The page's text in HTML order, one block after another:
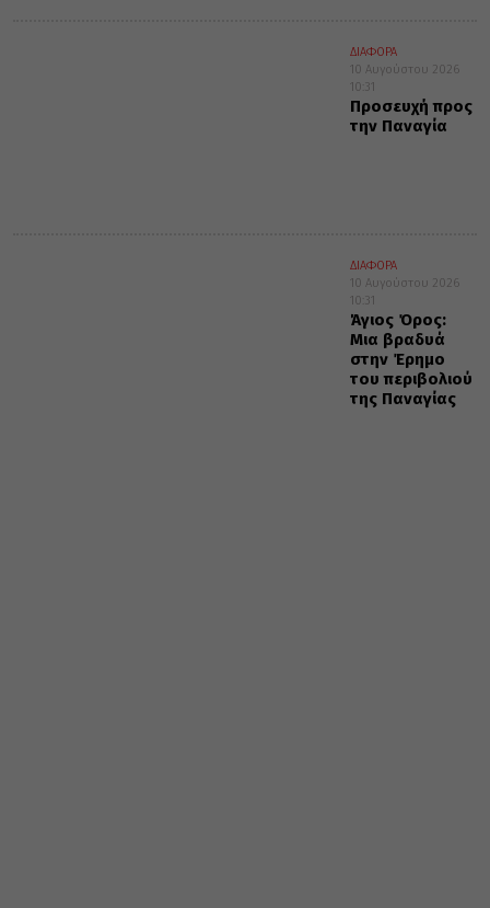
ΔΙΑΦΟΡΑ
10 Αυγούστου 2026
10:31
Προσευχή προς
την Παναγία
ΔΙΑΦΟΡΑ
10 Αυγούστου 2026
10:31
Άγιος Όρος:
Μια βραδυά
στην Έρημο
του περιβολιού
της Παναγίας